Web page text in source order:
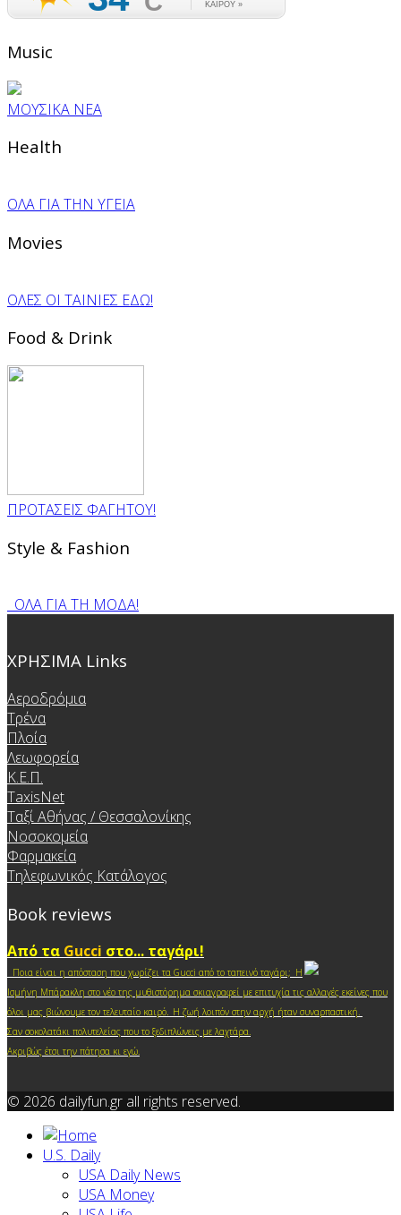
Music
ΜΟΥΣΙΚΑ ΝΕΑ
Health
ΟΛΑ ΓΙΑ ΤΗΝ ΥΓΕΙΑ
Movies
ΟΛΕΣ ΟΙ ΤΑΙΝΙΕΣ ΕΔΩ!
Food & Drink
ΠΡΟΤΑΣΕΙΣ ΦΑΓΗΤΟΥ!
Style & Fashion
ΟΛΑ ΓΙΑ ΤΗ ΜΟΔΑ!
ΧΡΗΣΙΜΑ Links
Αεροδρόμια
Τρένα
Πλοία
Λεωφορεία
Κ.Ε.Π.
TaxisNet
Ταξί Αθήνας / Θεσσαλονίκης
Νοσοκομεία
Φαρμακεία
Τηλεφωνικός Κατάλογος
Book reviews
Από τα Gucci στο... ταγάρι!
Ποια είναι η απόσταση που χωρίζει τα Gucci από το ταπεινό ταγάρι; Η
Ισμήνη Μπάρακλη στο νέο της μυθιστόρημα σκιαγραφεί με επιτυχία τις αλλαγές εκείνες που
όλοι μας βιώνουμε τον τελευταίο καιρό. Η ζωή λοιπόν στην αρχή ήταν συναρπαστική.
Σαν σοκολατάκι πολυτελείας που το ξεδιπλώνεις με λαχτάρα.
Ακριβώς έτσι την πάτησα κι εγώ.
© 2026 dailyfun.gr all rights reserved.
U.S. Daily
USA Daily News
USA Money